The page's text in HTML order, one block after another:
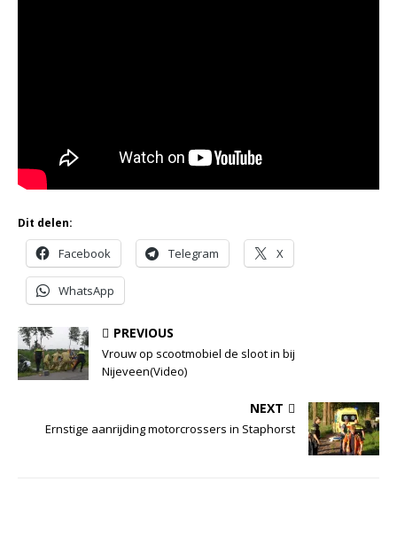
Dit delen:
Facebook Telegram X
WhatsApp
PREVIOUS
Vrouw op scootmobiel de sloot in bij
Nijeveen(Video)
NEXT
Ernstige aanrijding motorcrossers in Staphorst